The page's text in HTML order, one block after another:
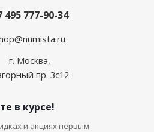
495 777-90-34
г. Москва,
пр. 3с12
в курсе!
и акциях первым